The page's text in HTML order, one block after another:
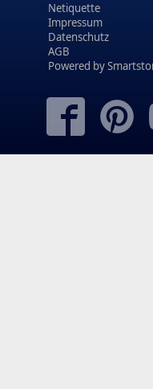
Netiquette
Impressum
Datenschutz
AGB
Powered by